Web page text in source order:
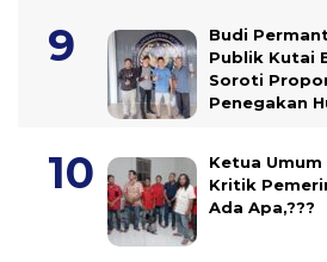
Budi
Publik Kutai
Soroti
Penegakan
Ketua
Kritik
Ada Apa,???